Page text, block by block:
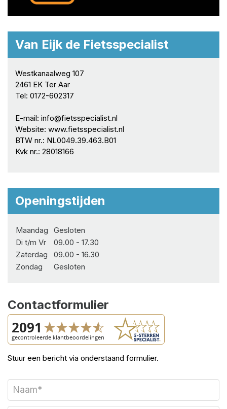
Van Eijk de Fietsspecialist
Westkanaalweg 107
2461 EK Ter Aar
Tel: 0172-602317
E-mail: info@fietsspecialist.nl
Website: www.fietsspecialist.nl
BTW nr.: NL0049.39.463.B01
Kvk nr.: 28018166
Openingstijden
Maandag
Gesloten
Di t/m Vr
09.00 - 17.30
Zaterdag
09.00 - 16.30
Zondag
Gesloten
Contactformulier
Stuur een bericht via onderstaand formulier.